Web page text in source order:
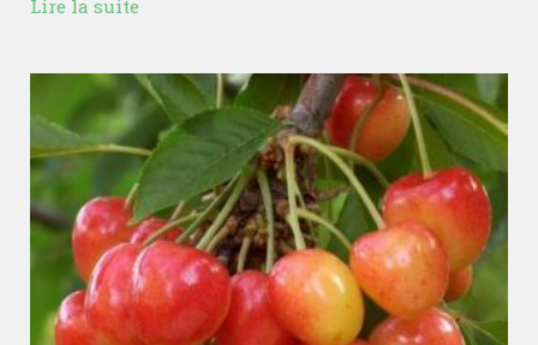
Lire la suite